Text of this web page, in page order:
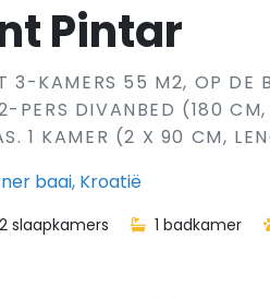
Pintar
3-KAMERS 55 M2, OP DE
PERS DIVANBED (180
1 KAMER (2 X 90 CM,
baai, Kroatië
2 slaapkamers 1 badkamer